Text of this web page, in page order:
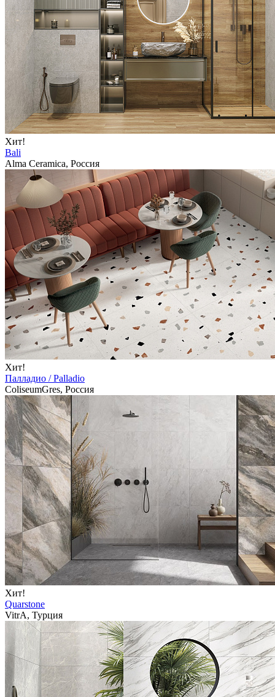
Хит!
Bali
Alma Ceramica, Россия
Хит!
Палладио / Palladio
ColiseumGres, Россия
Хит!
Quarstone
VitrA, Турция